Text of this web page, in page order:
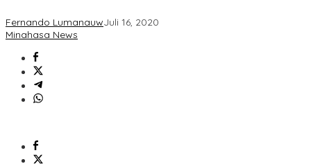
Fernando LumanauwJuli 16, 2020
Minahasa News